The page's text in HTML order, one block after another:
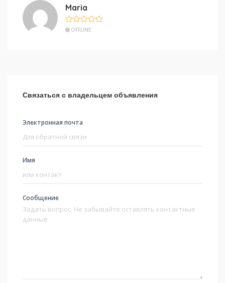
Maria
OFFLINE
Связаться с владельцем объявления
Электронная почта
Имя
Сообщение